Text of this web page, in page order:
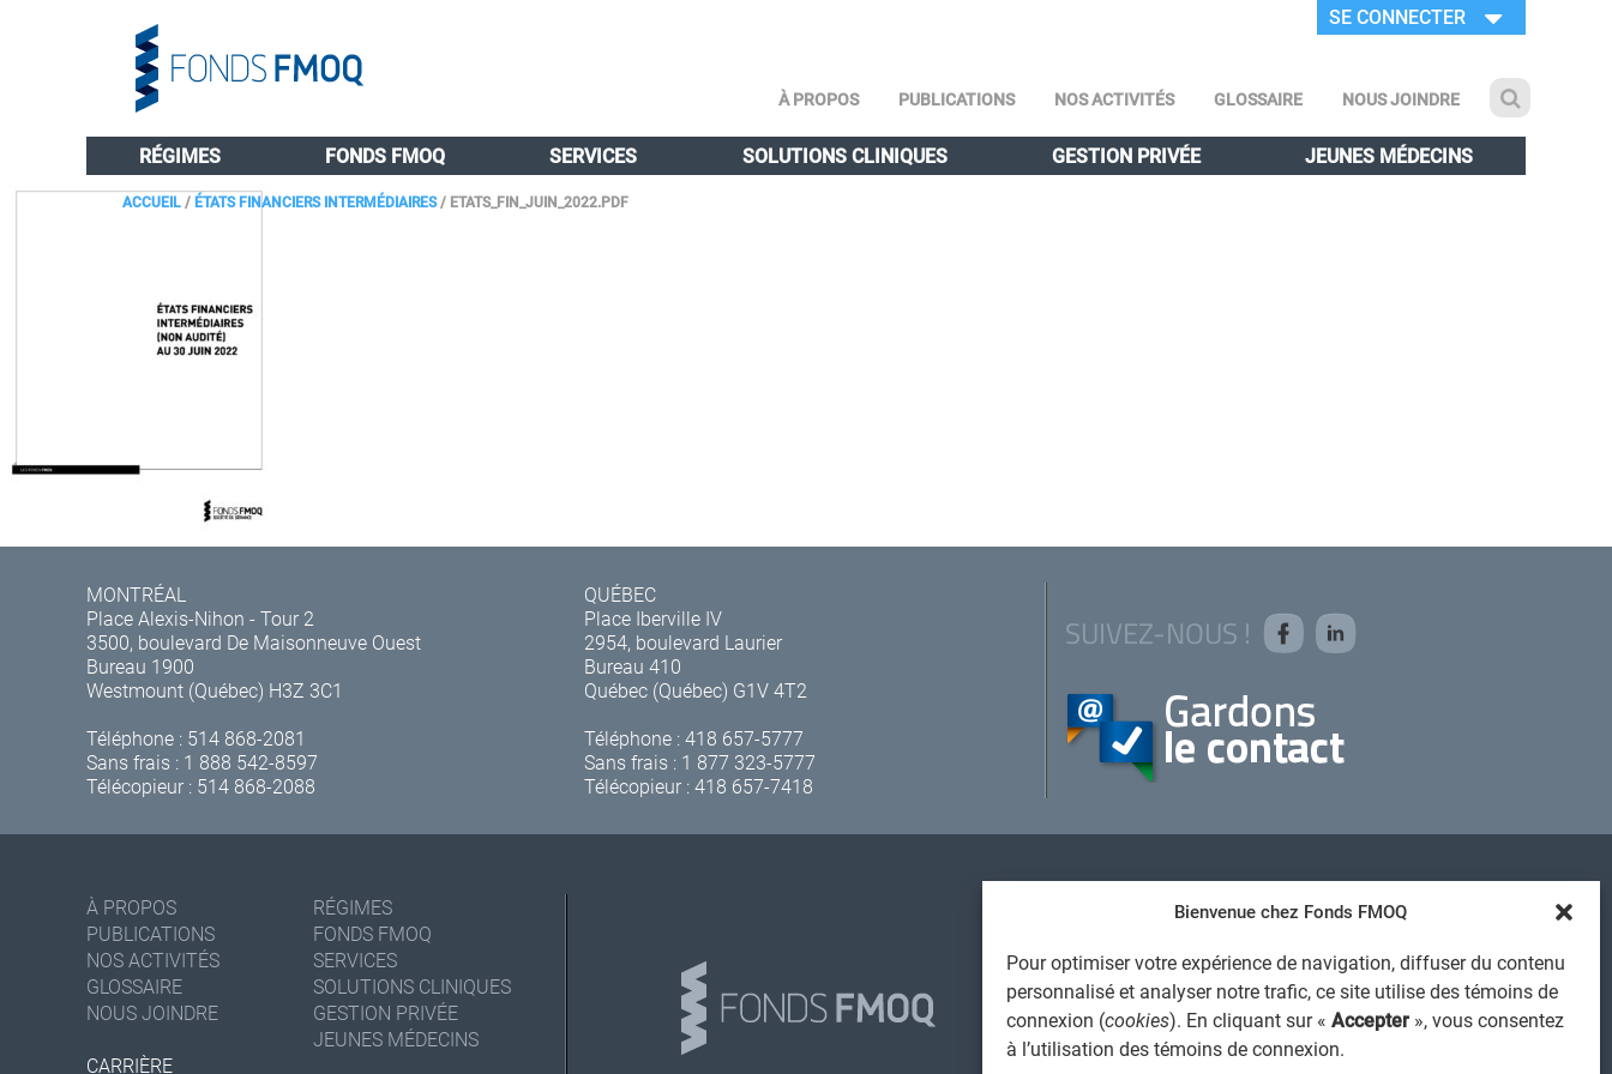
Bienvenue chez Fonds FMOQ
Pour optimiser votre expérience de navigation, diffuser du contenu
personnalisé et analyser notre trafic, ce site utilise des témoins de
connexion (cookies). En cliquant sur « Accepter », vous consentez
à l’utilisation des témoins de connexion.
SE CONNECTER
À PROPOS PUBLICATIONS NOS ACTIVITÉS GLOSSAIRE NOUS JOINDRE
RÉGIMES FONDS FMOQ SERVICES SOLUTIONS CLINIQUES GESTION PRIVÉE JEUNES MÉDECINS
ACCUEIL/ÉTATS FINANCIERS INTERMÉDIAIRES/ ETATS_FIN_JUIN_2022.PDF
MONTRÉAL
Place Alexis-Nihon - Tour 2
3500, boulevard De Maisonneuve Ouest
Bureau 1900
Westmount (Québec) H3Z 3C1
Téléphone : 514 868-2081
Sans frais : 1 888 542-8597
Télécopieur : 514 868-2088
QUÉBEC
Place Iberville IV
2954, boulevard Laurier
Bureau 410
Québec (Québec) G1V 4T2
Téléphone :418 657-5777
Sans frais : 1 877 323-5777
Télécopieur : 418 657-7418
SUIVEZ-NOUS !
À PROPOS
PUBLICATIONS
NOS ACTIVITÉS
GLOSSAIRE
NOUS JOINDRE
RÉGIMES
FONDS FMOQ
SERVICES
SOLUTIONS CLINIQUES
GESTION PRIVÉE
JEUNES MÉDECINS
CARRIÈRE
AVIS JURIDIQUE GÉNÉRAL
PROTECTION DES RENSEIGNEMENTS PERSONNELS
POLITIQUE DE TRAITEMENT DES PLAINTES
REGISTRE DES CONFLITS D'INTÉRÊTS